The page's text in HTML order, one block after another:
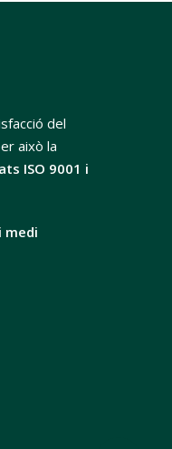
del
això la
ISO 9001 i
medi